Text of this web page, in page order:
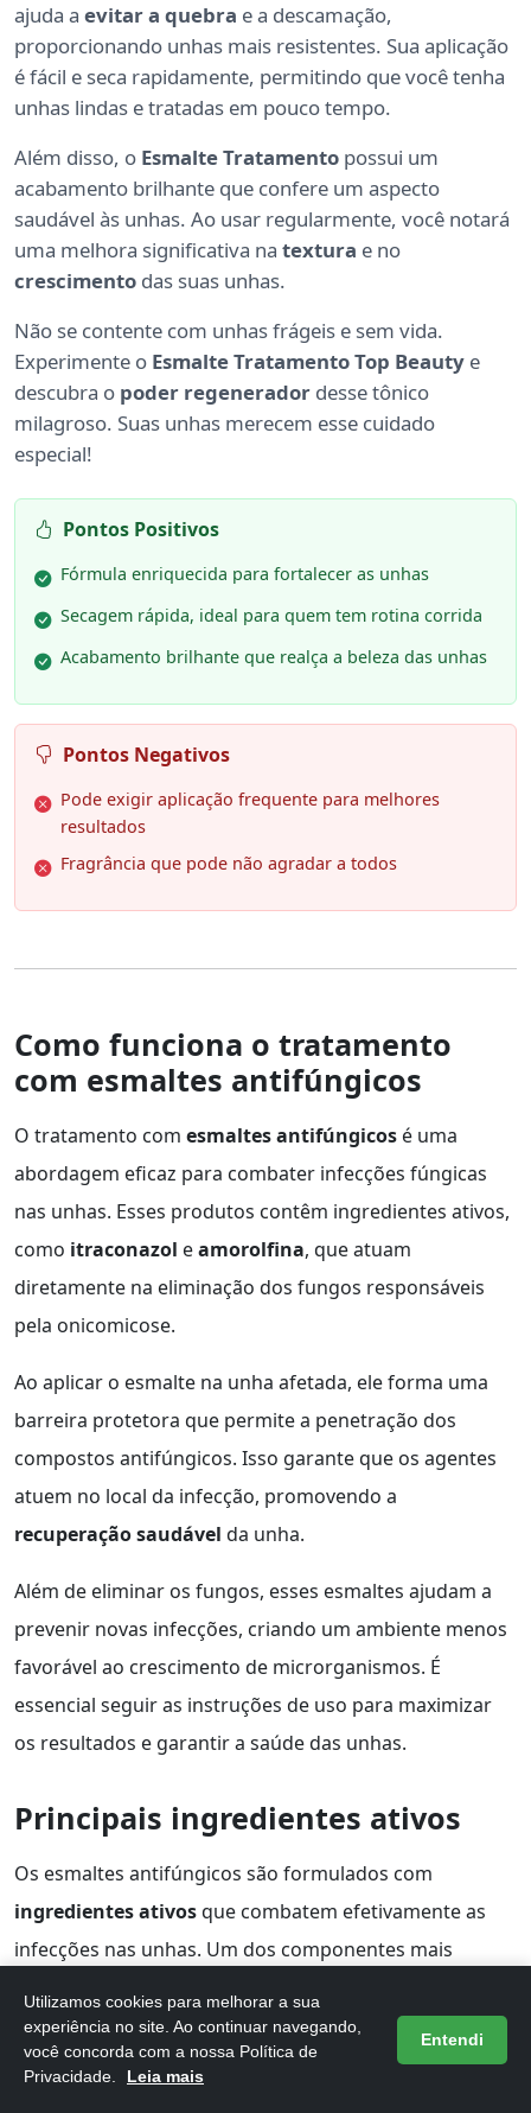
ajuda a evitar a quebra e a descamação,
proporcionando unhas mais resistentes. Sua aplicação
é fácil e seca rapidamente, permitindo que você tenha
unhas lindas e tratadas em pouco tempo.
Além disso, o Esmalte Tratamento possui um
acabamento brilhante que confere um aspecto
saudável às unhas. Ao usar regularmente, você notará
uma melhora significativa na textura e no
crescimento das suas unhas.
Não se contente com unhas frágeis e sem vida.
Experimente o Esmalte Tratamento Top Beauty e
descubra o poder regenerador desse tônico
milagroso. Suas unhas merecem esse cuidado
especial!
Pontos Positivos
Fórmula enriquecida para fortalecer as unhas
Secagem rápida, ideal para quem tem rotina corrida
Acabamento brilhante que realça a beleza das unhas
Pontos Negativos
Pode exigir aplicação frequente para melhores
resultados
Fragrância que pode não agradar a todos
Como funciona o tratamento
com esmaltes antifúngicos
O tratamento com esmaltes antifúngicos é uma
abordagem eficaz para combater infecções fúngicas
nas unhas. Esses produtos contêm ingredientes ativos,
como itraconazol eamorolfina, que atuam
diretamente na eliminação dos fungos responsáveis
pela onicomicose.
Ao aplicar o esmalte na unha afetada, ele forma uma
barreira protetora que permite a penetração dos
compostos antifúngicos. Isso garante que os agentes
atuem no local da infecção, promovendo a
recuperação saudável da unha.
Além de eliminar os fungos, esses esmaltes ajudam a
prevenir novas infecções, criando um ambiente menos
favorável ao crescimento de microrganismos. É
essencial seguir as instruções de uso para maximizar
os resultados e garantir a saúde das unhas.
Principais ingredientes ativos
Os esmaltes antifúngicos são formulados com
ingredientes ativosque combatem efetivamente as
infecções nas unhas. Um dos componentes mais
proteínas e a reprodução do fungo, promovendo a
recuperação da unha afetada.
Utilizamos cookies para melhorar a sua
experiência no site. Ao continuar navegando,
você concorda com a nossa Política de
Privacidade.
Leia mais
Entendi